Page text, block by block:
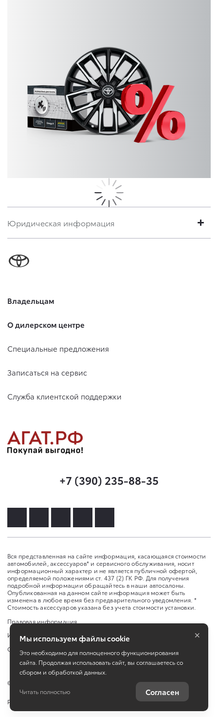
Юридическая информация
Владельцам
О дилерском центре
Специальные предложения
Записаться на сервис
Служба клиентской поддержки
+7 (390) 235-88-35
Вся представленная на сайте информация, касающаяся стоимости
автомобилей, аксессуаров* и сервисного обслуживания, носит
информационный характер и не является публичной офертой,
определяемой положениями ст. 437 (2) ГК РФ. Для получения
подробной информации обращайтесь в наши автосалоны.
Опубликованная на данном сайте информация может быть
изменена в любое время без предварительного уведомления. *
Стоимость аксессуаров указана без учета стоимости установки.
Правовая информация
Изменить настройку cookies
Сбросить cookie
©
Работает на технологиях
Мы используем файлы cookie
Это необходимо для полноценного функционирования
сайта. Продолжая использовать сайт, вы соглашаетесь со
сбором и обработкой данных.
Читать полностью Согласен
×